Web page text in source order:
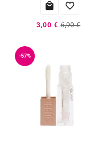
 
3,00 € 6,90 €
-57%